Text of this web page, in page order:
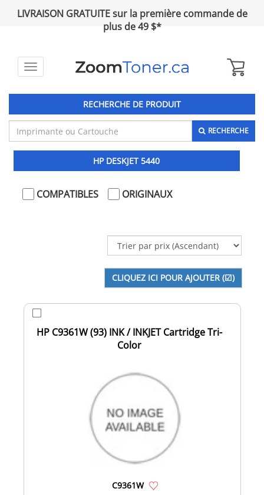
LIVRAISON GRATUITE sur la première commande de
plus de 49 $*
Toggle
RECHERCHE DE PRODUIT
RECHERCHE
HP DESKJET 5440
COMPATIBLES ORIGINAUX
HP C9361W (93) INK / INKJET Cartridge Tri-
Color
C9361W